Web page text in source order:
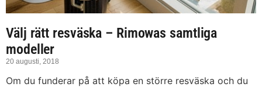
Välj rätt resväska – Rimowas samtliga
modeller
20 augusti, 2018
Om du funderar på att köpa en större resväska och du